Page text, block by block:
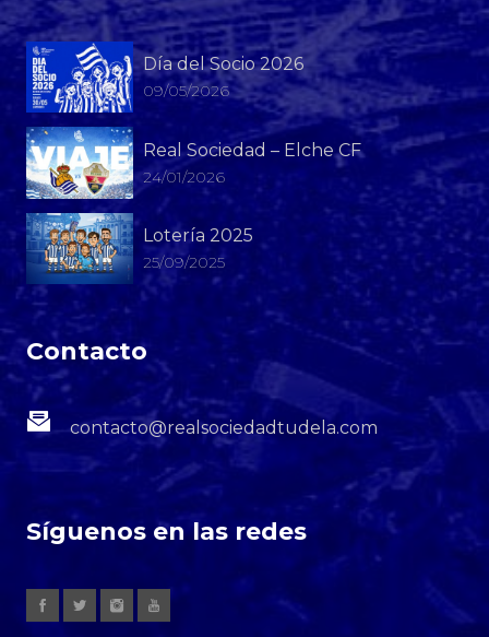
Día del Socio 2026
09/05/2026
Real Sociedad – Elche CF
24/01/2026
Lotería 2025
25/09/2025
Contacto
contacto@realsociedadtudela.com
Síguenos en las redes